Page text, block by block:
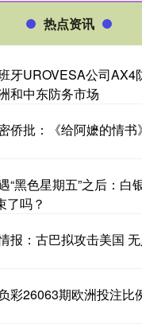
热点资讯
牙UROVESA公司AX4
和中东防务市场
侨批：《给阿嬷的情书
“黑色星期五”之后：白
了吗？
报：古巴拟攻击美国
彩26063期欧洲投注比